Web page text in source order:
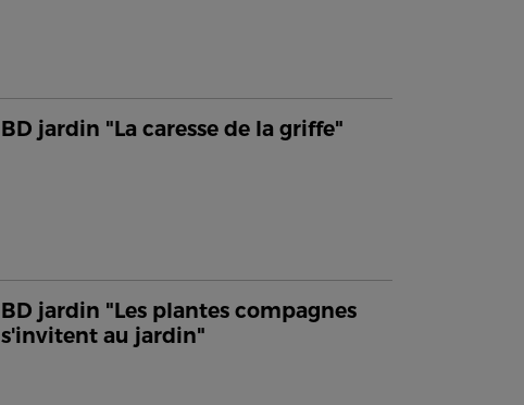
BD jardin "La caresse de la griffe"
BD jardin "Les plantes compagnes
s'invitent au jardin"